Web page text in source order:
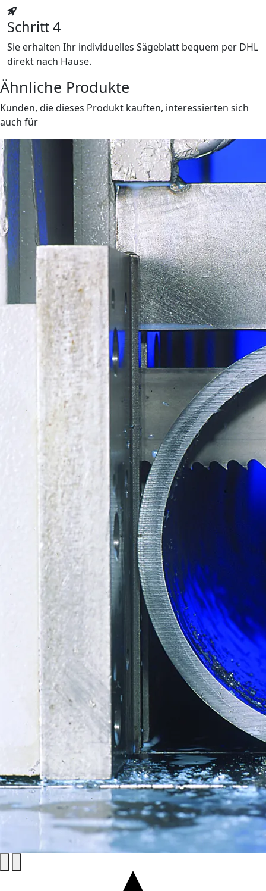
Schritt 4
Sie erhalten Ihr individuelles Sägeblatt bequem per DHL
direkt nach Hause.
Ähnliche Produkte
Kunden, die dieses Produkt kauften, interessierten sich
auch für